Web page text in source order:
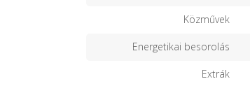
Közművek
Energetikai besorolás
Extrák